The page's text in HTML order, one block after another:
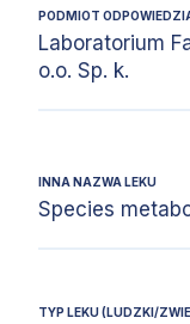
PODMIOT
Laboratorium
o.o. Sp. k.
INNA NAZWA LEKU
Species
TYP LEKU (LUDZKI/